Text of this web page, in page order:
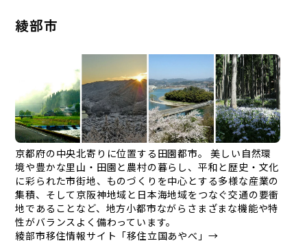
綾部市
京都府の中央北寄りに位置する田園都市。 美しい自然環
境や豊かな里山・田園と農村の暮らし、平和と歴史・文化
に彩られた市街地、ものづくりを中心とする多様な産業の
集積、そして京阪神地域と日本海地域をつなぐ交通の要衝
地であることなど、地方小都市ながらさまざまな機能や特
性がバランスよく備わっています。
綾部市移住情報サイト「移住立国あやべ」→